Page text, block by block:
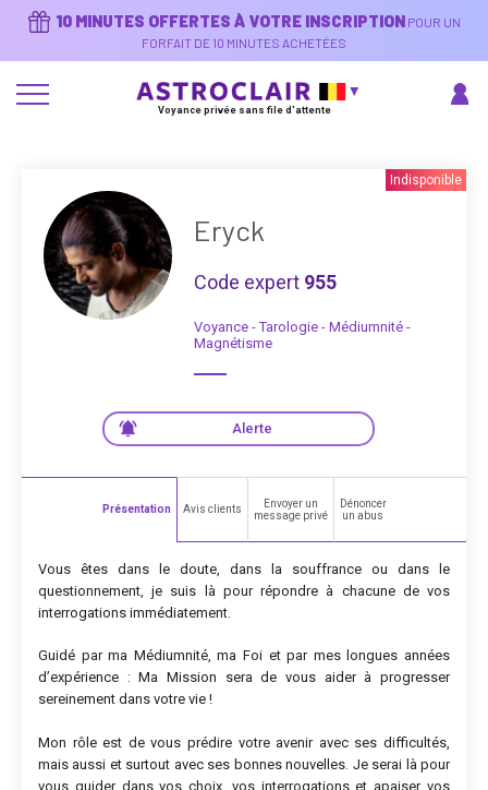
10 MINUTES OFFERTES À VOTRE INSCRIPTION POUR UN
FORFAIT DE 10 MINUTES ACHETÉES
Voyance privée sans file d'attente
Indisponible
Eryck
Code expert 955
Voyance - Tarologie - Médiumnité -
Magnétisme
Alerte
Présentation Avis clients
Envoyer un
message privé
Dénoncer
un abus
Vous êtes dans le doute, dans la souffrance ou dans le
questionnement, je suis là pour répondre à chacune de vos
interrogations immédiatement.
Guidé par ma Médiumnité, ma Foi et par mes longues années
d’expérience : Ma Mission sera de vous aider à progresser
sereinement dans votre vie !
Mon rôle est de vous prédire votre avenir avec ses difficultés,
mais aussi et surtout avec ses bonnes nouvelles. Je serai là pour
vous guider dans vos choix, vos interrogations et apaiser vos